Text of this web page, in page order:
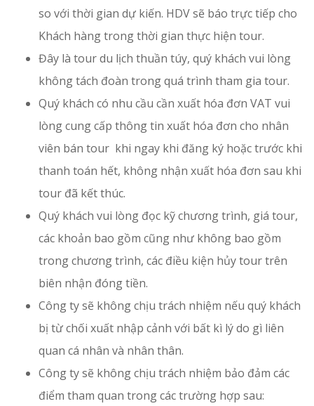
so với thời gian dự kiến. HDV sẽ báo trực tiếp cho
Khách hàng trong thời gian thực hiện tour.
Đây là tour du lịch thuần túy, quý khách vui lòng
không tách đoàn trong quá trình tham gia tour.
Quý khách có nhu cầu cần xuất hóa đơn VAT vui
lòng cung cấp thông tin xuất hóa đơn cho nhân
viên bán tour khi ngay khi đăng ký hoặc trước khi
thanh toán hết, không nhận xuất hóa đơn sau khi
tour đã kết thúc.
Quý khách vui lòng đọc kỹ chương trình, giá tour,
các khoản bao gồm cũng như không bao gồm
trong chương trình, các điều kiện hủy tour trên
biên nhận đóng tiền.
Công ty sẽ không chịu trách nhiệm nếu quý khách
bị từ chối xuất nhập cảnh với bất kì lý do gì liên
quan cá nhân và nhân thân.
Công ty sẽ không chịu trách nhiệm bảo đảm các
điểm tham quan trong các trường hợp sau: